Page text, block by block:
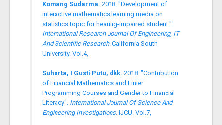
Komang Sudarma. 2018. "Development of
interactive mathematics learning media on
statistics topic for hearing-impaired student ".
International Research Journal Of Engineering, IT
And Scientific Research. California South
University. Vol.4,
Suharta, I Gusti Putu, dkk. 2018. "Contribution
of Financial Mathematics and Linier
Programming Courses and Gender to Financial
Literacy". International Journal Of Science And
Engineering Investigations. IJCU. Vol.7,